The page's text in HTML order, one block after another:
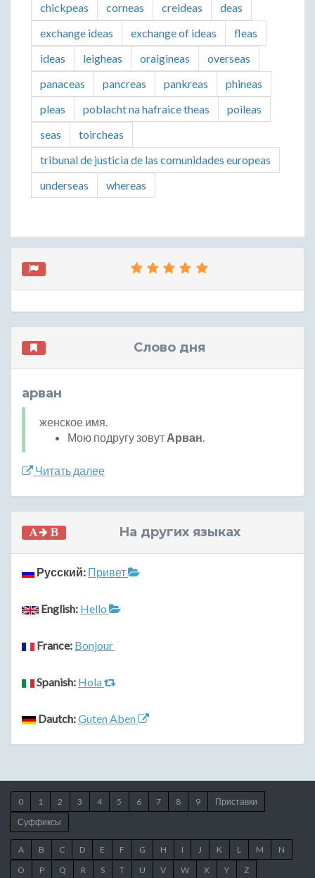
chickpeas
corneas creideas
deas
exchange ideas
exchange of ideas
fleas
ideas
leigheas oraigineas
overseas
panaceas
pancreas pankreas
phineas
pleas
poblacht na hafraice theas
poileas
seas
toircheas
tribunal de justicia de las comunidades europeas
underseas
whereas
Слово дня
арван
женское имя.
Мою подругу зовут Арван.
Читать далее
На других языках
Русский: Привет
English: Hello
France: Bonjour
Spanish: Hola
Dautch:Guten Aben
0 1 2 3 4 5 6 7 8 9
Приставки
Суффиксы
A B C D E F G H I J K L M
N
O
P Q R S T U V W X Y Z